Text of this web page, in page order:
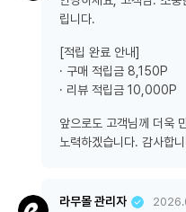
립니다.
[적립 완료 안내]
· 구매 적립금 8,150P
· 리뷰 적립금 10,000P
앞으로도 고객님께 더욱
노력하겠습니다. 감사합
라무몰 관리자